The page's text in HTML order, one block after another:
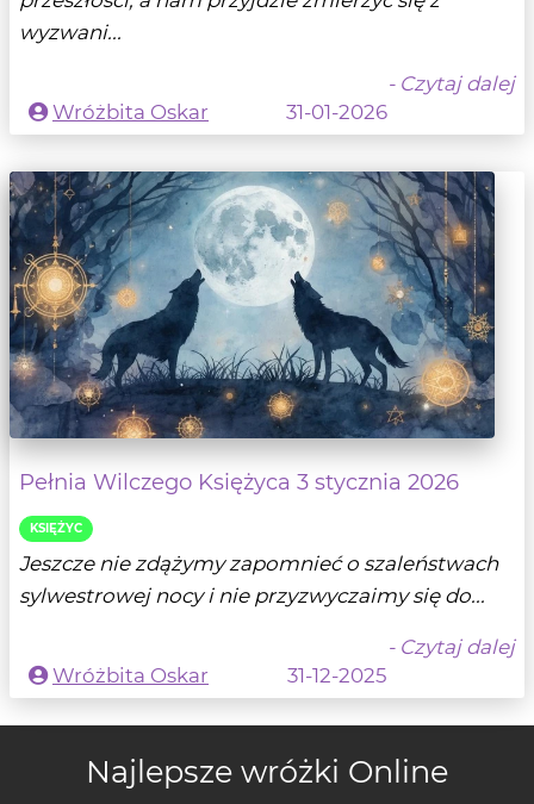
wyzwani...
- Czytaj dalej
Wróżbita Oskar
31-01-2026
Pełnia Wilczego Księżyca 3 stycznia 2026
KSIĘŻYC
Jeszcze nie zdążymy zapomnieć o szaleństwach
sylwestrowej nocy i nie przyzwyczaimy się do...
- Czytaj dalej
Wróżbita Oskar
31-12-2025
Najlepsze wróżki Online